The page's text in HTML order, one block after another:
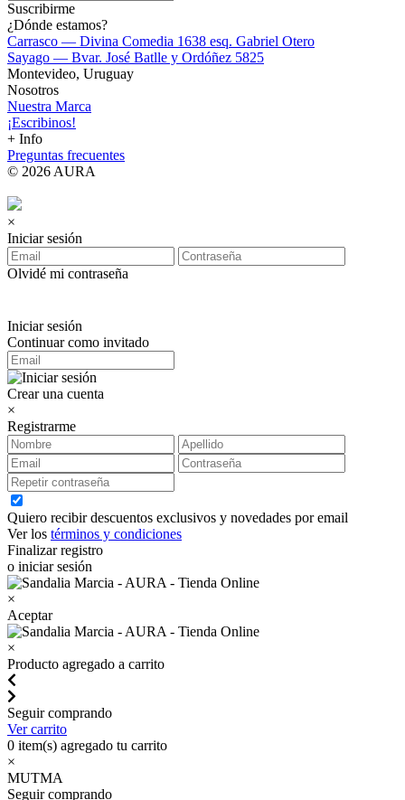
Suscribirme
¿Dónde estamos?
Carrasco — Divina Comedia 1638 esq. Gabriel Otero
Sayago — Bvar. José Batlle y Ordóñez 5825
Montevideo, Uruguay
Nosotros
Nuestra Marca
¡Escribinos!
+ Info
Preguntas frecuentes
© 2026 AURA
×
Iniciar sesión
Olvidé mi contraseña
Iniciar sesión
Continuar como invitado
Crear una cuenta
×
Registrarme
Quiero recibir descuentos exclusivos y novedades por email
Ver los términos y condiciones
Finalizar registro
o iniciar sesión
×
Aceptar
×
Producto agregado a carrito
Seguir comprando
Ver carrito
0 item(s) agregado tu carrito
×
MUTMA
Seguir comprando